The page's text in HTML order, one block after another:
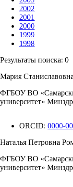
2002
2001
2000
1999
1998
Результаты поиска: 0
Мария
ФГБОУ ВО
университет»
ORCID: 0000-
Наталья Петровна
ФГБОУ ВО
университет»